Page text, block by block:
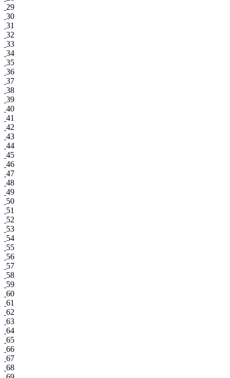
29
30
31
32
33
34
35
36
37
38
39
40
41
42
43
44
45
46
47
48
49
50
51
52
53
54
55
56
57
58
59
60
61
62
63
64
65
66
67
68